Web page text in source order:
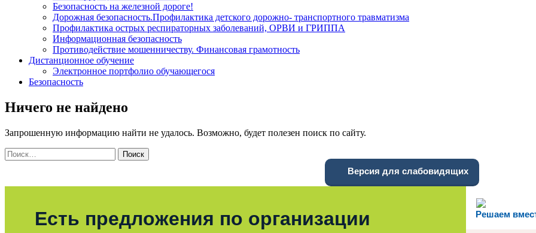
Безопасность на железной дороге!
Дорожная безопасность.Профилактика детского дорожно- транспортного травматизма
Профилактика острых респираторных заболеваний, ОРВИ и ГРИППА
Информационная безопасность
Противодействие мошенничеству. Финансовая грамотность
Дистанционное обучение
Электронное портфолио обучающегося
Безопасность
Ничего не найдено
Запрошенную информацию найти не удалось. Возможно, будет полезен поиск по сайту.
Поиск
по:
Версия для слабовидящих
Решаем
Есть предложения по организации